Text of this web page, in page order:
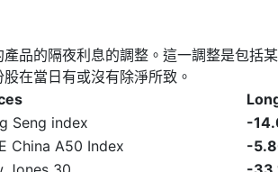
品的隔夜利息的調整。這一調整是包括某
在當日有或沒有除淨所致。
Seng index
-
China A50 Index
-